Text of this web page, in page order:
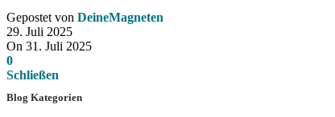
Gepostet von DeineMagneten
29. Juli 2025
On 31. Juli 2025
0
Schließen
Blog Kategorien